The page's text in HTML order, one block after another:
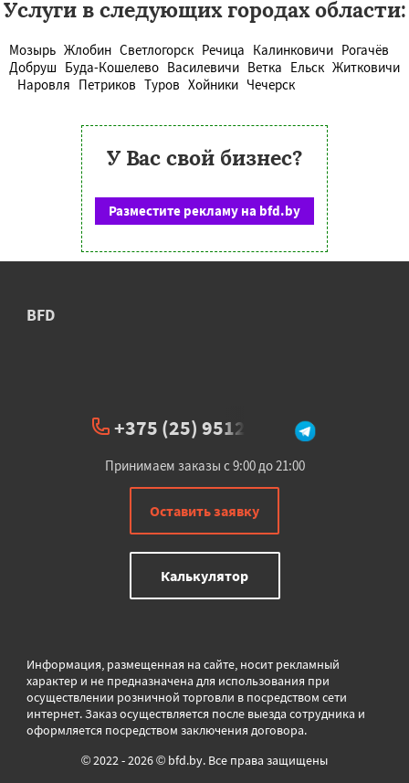
Услуги в следующих городах области:
Мозырь Жлобин Светлогорск Речица Калинковичи Рогачёв
Добруш Буда-Кошелево Василевичи Ветка Ельск Житковичи
Наровля Петриков Туров Хойники Чечерск
У Вас свой бизнес?
Разместите рекламу на bfd.by
BFD
+375 (25) 951234
Принимаем заказы с 9:00 до 21:00
Оставить заявку
Калькулятор
Информация, размещенная на сайте, носит рекламный
характер и не предназначена для использования при
осуществлении розничной торговли в посредством сети
интернет. Заказ осуществляется после выезда сотрудника и
оформляется посредством заключения договора.
© 2022 - 2026 © bfd.by. Все права защищены